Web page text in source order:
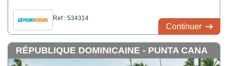
Ref : 534314
Continuer
RÉPUBLIQUE DOMINICAINE - PUNTA CANA